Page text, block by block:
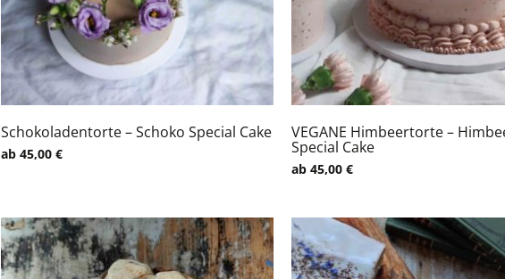
Schokoladentorte – Schoko Special Cake
ab 45,00 €
VEGANE Himbeertorte –
Special Cake
ab 45,00 €